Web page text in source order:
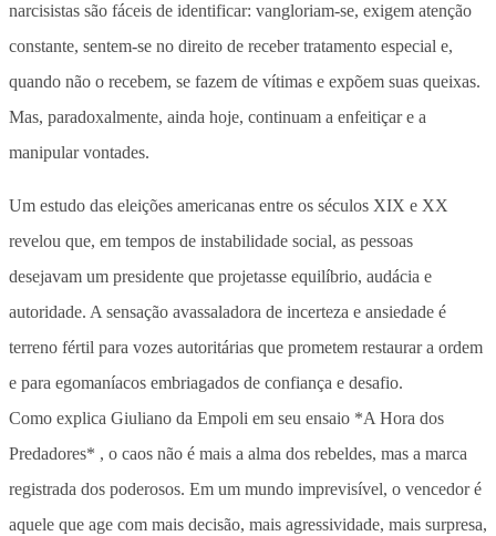
narcisistas são fáceis de identificar: vangloriam-se, exigem atenção
constante, sentem-se no direito de receber tratamento especial e,
quando não o recebem, se fazem de vítimas e expõem suas queixas.
Mas, paradoxalmente, ainda hoje, continuam a enfeitiçar e a
manipular vontades.
Um estudo das eleições americanas entre os séculos XIX e XX
revelou que, em tempos de instabilidade social, as pessoas
desejavam um presidente que projetasse equilíbrio, audácia e
autoridade. A sensação avassaladora de incerteza e ansiedade é
terreno fértil para vozes autoritárias que prometem restaurar a ordem
e para egomaníacos embriagados de confiança e desafio.
Como explica Giuliano da Empoli em seu ensaio *A Hora dos
Predadores* , o caos não é mais a alma dos rebeldes, mas a marca
registrada dos poderosos. Em um mundo imprevisível, o vencedor é
aquele que age com mais decisão, mais agressividade, mais surpresa,